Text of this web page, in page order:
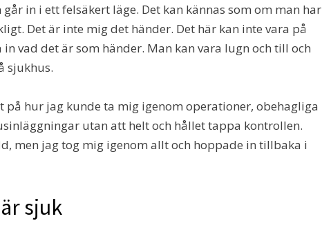
in i ett felsäkert läge. Det kan kännas som om man har
Det är inte mig det händer. Det här kan inte vara på
vad det är som händer. Man kan vara lugn och till och
sjukhus.
på hur jag kunde ta mig igenom operationer, obehagliga
utan att helt och hållet tappa kontrollen.
men jag tog mig igenom allt och hoppade in tillbaka i
sjuk